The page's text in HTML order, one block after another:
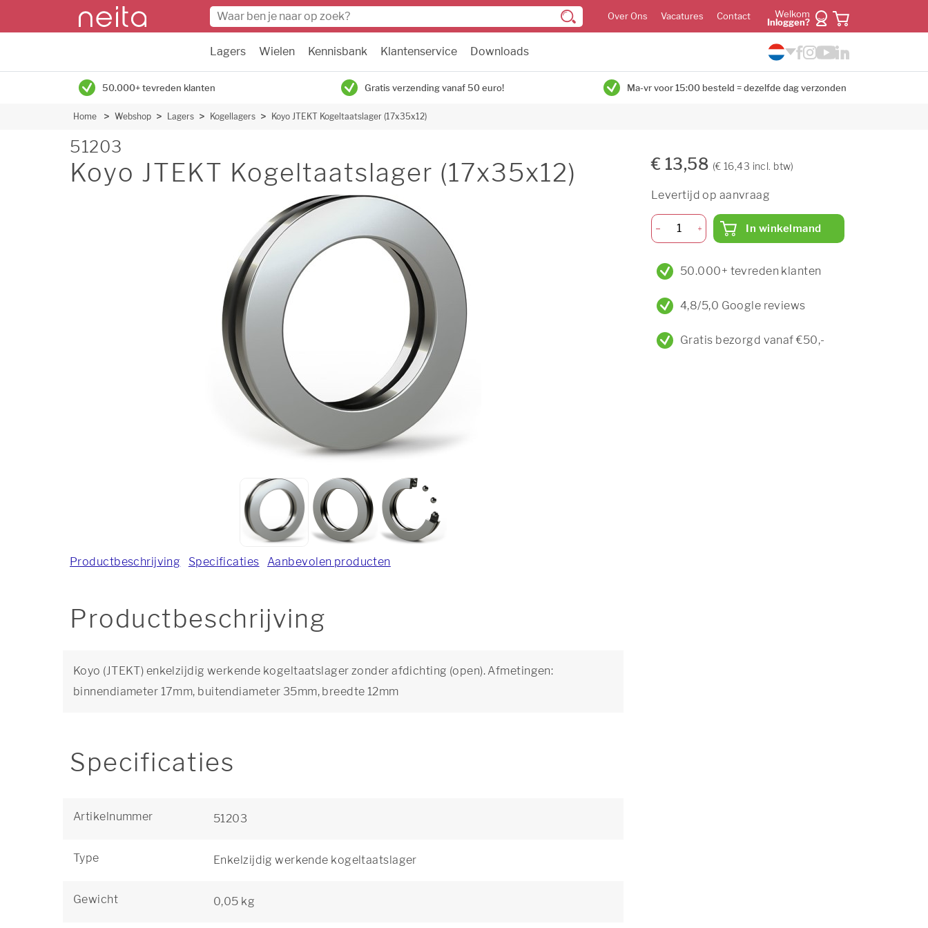
Over Ons Vacatures Contact
Welkom
Inloggen?
Lagers Wielen Kennisbank Klantenservice Downloads
50.000+ tevreden klanten Gratis verzending vanaf 50 euro! Ma-vr voor 15:00 besteld = dezelfde dag verzonden
Home Webshop Lagers Kogellagers Koyo JTEKT Kogeltaatslager (17x35x12)
51203
Koyo JTEKT Kogeltaatslager (17x35x12)
Productbeschrijving Specificaties Aanbevolen producten
Productbeschrijving
Koyo (JTEKT) enkelzijdig werkende kogeltaatslager zonder afdichting (open). Afmetingen:
binnendiameter 17mm, buitendiameter 35mm, breedte 12mm
Specificaties
Artikelnummer 51203
Type Enkelzijdig werkende kogeltaatslager
Gewicht 0,05 kg
€ 13,58 (€ 16,43 incl. btw)
Levertijd op aanvraag
In winkelmand
50.000+ tevreden klanten
4,8/5,0 Google reviews
Gratis bezorgd vanaf €50,-